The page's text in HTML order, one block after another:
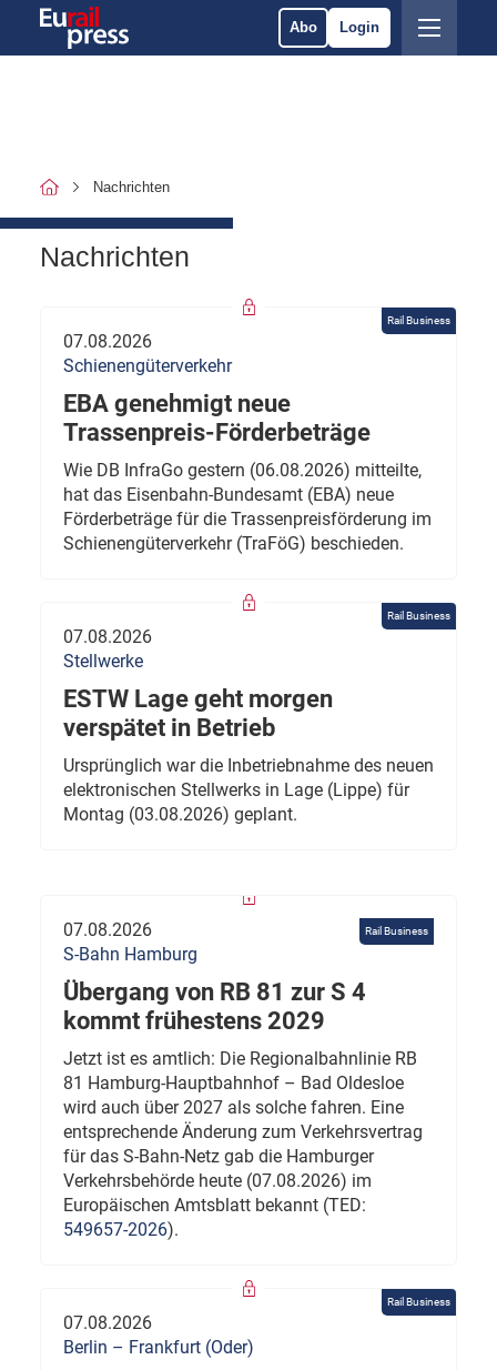
Abo Login
Nachrichten
Nachrichten
Rail Business
07.08.2026
Schienengüterverkehr
EBA genehmigt neue
Trassenpreis-Förderbeträge
Wie DB InfraGo gestern (06.08.2026) mitteilte,
hat das Eisenbahn-Bundesamt (EBA) neue
Förderbeträge für die Trassenpreisförderung im
Schienengüterverkehr (TraFöG) beschieden.
Rail Business
07.08.2026
Stellwerke
ESTW Lage geht morgen
verspätet in Betrieb
Ursprünglich war die Inbetriebnahme des neuen
elektronischen Stellwerks in Lage (Lippe) für
Montag (03.08.2026) geplant.
Rail Business
07.08.2026
S-Bahn Hamburg
Übergang von RB 81 zur S 4
kommt frühestens 2029
Jetzt ist es amtlich: Die Regionalbahnlinie RB
81 Hamburg-Hauptbahnhof – Bad Oldesloe
wird auch über 2027 als solche fahren. Eine
entsprechende Änderung zum Verkehrsvertrag
für das S-Bahn-Netz gab die Hamburger
Verkehrsbehörde heute (07.08.2026) im
Europäischen Amtsblatt bekannt (TED:
549657-2026).
Rail Business
07.08.2026
Berlin – Frankfurt (Oder)